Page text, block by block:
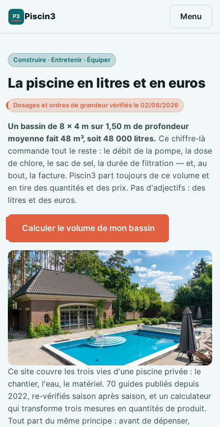
P3 Piscin3 Menu
Construire · Entretenir · Équiper
La piscine en litres et en euros
Dosages et ordres de grandeur vérifiés le 02/08/2026
Un bassin de 8 × 4 m sur 1,50 m de profondeur
moyenne fait 48 m³, soit 48 000 litres. Ce chiffre-là
commande tout le reste : le débit de la pompe, la dose
de chlore, le sac de sel, la durée de filtration — et, au
bout, la facture. Piscin3 part toujours de ce volume et
en tire des quantités et des prix. Pas d'adjectifs : des
litres et des euros.
Calculer le volume de mon bassin
Ce site couvre les trois vies d'une piscine privée : le
chantier, l'eau, le matériel. 70 guides publiés depuis
2022, re-vérifiés saison après saison, et un calculateur
qui transforme trois mesures en quantités de produit.
Tout part du même principe : avant de dépenser,